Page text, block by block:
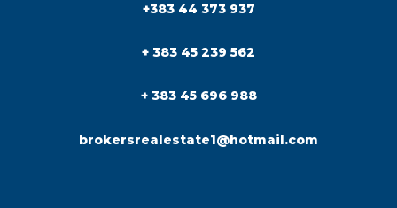
+383 44 373 937
+ 383 45 239 562
+ 383 45 696 988
brokersrealestate1@hotmail.com